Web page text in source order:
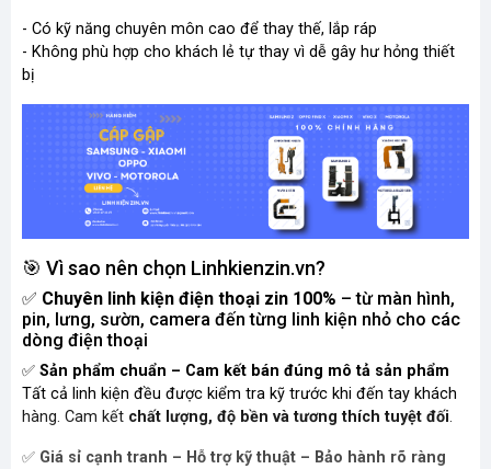
- Có kỹ năng chuyên môn cao để thay thế, lắp ráp
- Không phù hợp cho khách lẻ tự thay vì dễ gây hư hỏng thiết
bị
🎯 Vì sao nên chọn Linhkienzin.vn?
✅ Chuyên linh kiện điện thoại zin 100% – từ màn hình,
pin, lưng, sườn, camera đến từng linh kiện nhỏ cho các
dòng điện thoại
✅ Sản phẩm chuẩn – Cam kết bán đúng mô tả sản phẩm
Tất cả linh kiện đều được kiểm tra kỹ trước khi đến tay khách
hàng. Cam kết chất lượng, độ bền và tương thích tuyệt đối.
✅ Giá sỉ cạnh tranh – Hỗ trợ kỹ thuật – Bảo hành rõ ràng